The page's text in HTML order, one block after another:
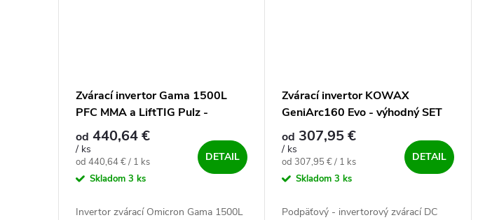
Zvárací invertor Gama 1500L
PFC MMA a LiftTIG Pulz -
výhodný SET
od 440,64 €
/ ks
Jednotková cena:
od 440,64 € / 1 ks
Skladom 3 ks
DETAIL
Invertor zvárací Omicron Gama 1500L
Zvárací invertor KOWAX
GeniArc160 Evo - výhodný SET
od 307,95 €
/ ks
Jednotková cena:
od 307,95 € / 1 ks
Skladom3 ks
DETAIL
Podpäťový - invertorový zvárací DC